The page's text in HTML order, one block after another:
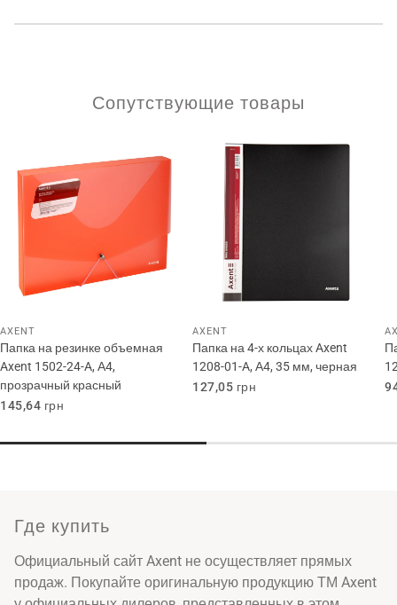
Сопутствующие товары
AXENT
Папка на резинке объемная
Axent 1502-24-A, А4,
прозрачный красный
Обычная
145,64 грн
AXENT
Папка на 4-х кольцах Axent
1208-01-A, А4, 35 мм, черная
Обычная
127,05 грн
Где купить
Официальный сайт Axent не осуществляет прямых
продаж. Покупайте оригинальную продукцию ТМ Axent